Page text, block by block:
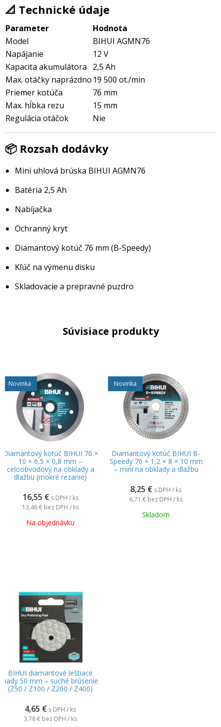
📐 Technické údaje
Parameter
Hodnota
Model
BIHUI AGMN76
Napájanie
12 V
Kapacita akumulátora
2,5 Ah
Max. otáčky naprázdno 19 500 ot./min
Priemer kotúča
76 mm
Max. hĺbka rezu
15 mm
Regulácia otáčok
Nie
📦 Rozsah dodávky
Mini uhlová brúska BIHUI AGMN76
Batéria 2,5 Ah
Nabíjačka
Ochranný kryt
Diamantový kotúč 76 mm (B-Speedy)
Kľúč na výmenu disku
Skladovacie a prepravné puzdro
Súvisiace produkty
Diamantový kotúč BIHUI 76 ×
10 × 6,5 × 0,8 mm –
celoobvodový na obklady a
dlažbu (mokré rezanie)
Novinka
16,55 € s DPH / ks
13,46 € bez DPH / ks
Na objednávku
Diamantový kotúč BIHUI B-
Speedy 76 × 1,2 × 8 × 10 mm
– mini na obklady a dlažbu
Novinka
8,25 € s DPH / ks
6,71 € bez DPH / ks
Skladom
BIHUI diamantové leštiace
pady 50 mm – suché brúsenie
(Z50 / Z100 / Z200 / Z400)
4,65 € s DPH / ks
3,78 € bez DPH / ks